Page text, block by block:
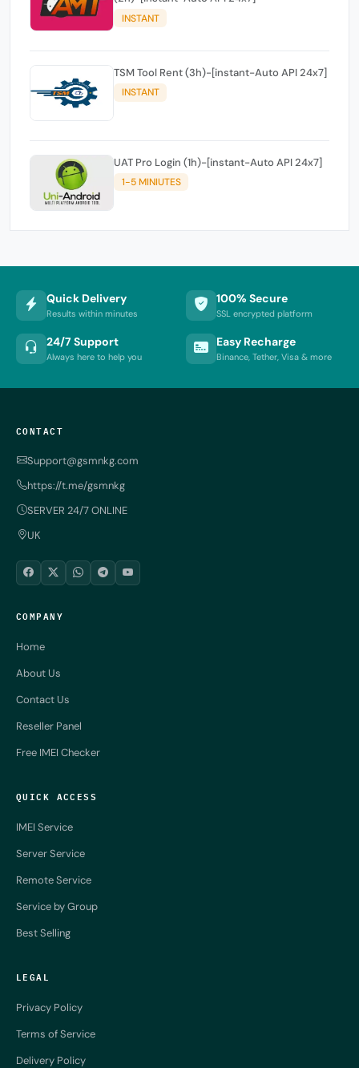
INSTANT
TSM Tool Rent (3h)-[instant-Auto API 24x7]
INSTANT
UAT Pro Login (1h)-[instant-Auto API 24x7]
1-5 MINIUTES
Quick Delivery
Results within minutes
100% Secure
SSL encrypted platform
24/7 Support
Always here to help you
Easy Recharge
Binance, Tether, Visa & more
CONTACT
Support@gsmnkg.com
https://t.me/gsmnkg
SERVER 24/7 ONLINE
UK
COMPANY
Home
About Us
Contact Us
Reseller Panel
Free IMEI Checker
QUICK ACCESS
IMEI Service
Server Service
Remote Service
Service by Group
Best Selling
LEGAL
Privacy Policy
Terms of Service
Delivery Policy